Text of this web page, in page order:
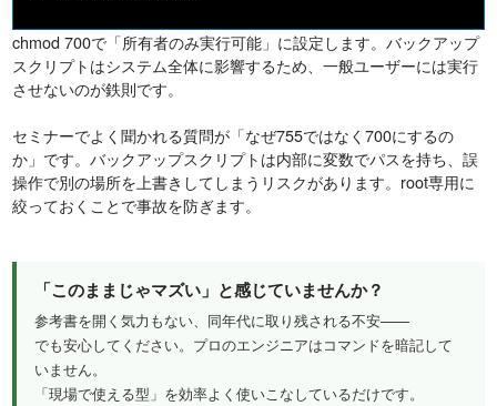
chmod 700で「所有者のみ実行可能」に設定します。バックアップ
スクリプトはシステム全体に影響するため、一般ユーザーには実行
させないのが鉄則です。
セミナーでよく聞かれる質問が「なぜ755ではなく700にするの
か」です。バックアップスクリプトは内部に変数でパスを持ち、誤
操作で別の場所を上書きしてしまうリスクがあります。root専用に
絞っておくことで事故を防ぎます。
「このままじゃマズい」と感じていませんか？
参考書を開く気力もない、同年代に取り残される不安——
でも安心してください。プロのエンジニアはコマンドを暗記して
いません。
「現場で使える型」を効率よく使いこなしているだけです。